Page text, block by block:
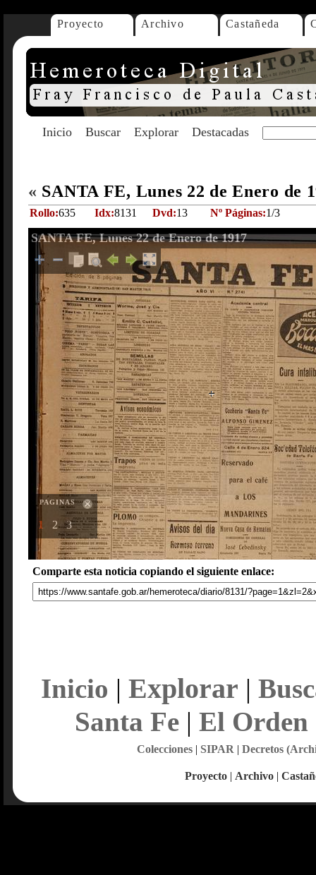
Proyecto Archivo Castañeda
Inicio Buscar Explorar Destacadas
« SANTA FE, Lunes 22 de Enero de
Rollo:635 Idx:8131 Dvd:13 Nº Páginas:1/3
SANTA FE, Lunes 22 de Enero de 1917
PAGINAS
1 2 3
Comparte esta noticia copiando el siguiente enlace:
Inicio | Explorar |
Santa Fe| El Orden
Colecciones| SIPAR | Decretos
Proyecto | Archivo |